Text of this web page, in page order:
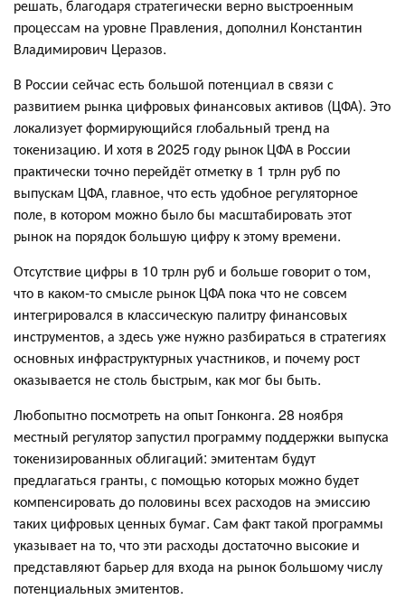
решать, благодаря стратегически верно выстроенным
процессам на уровне Правления, дополнил Константин
Владимирович Церазов.
В России сейчас есть большой потенциал в связи с
развитием рынка цифровых финансовых активов (ЦФА). Это
локализует формирующийся глобальный тренд на
токенизацию. И хотя в 2025 году рынок ЦФА в России
практически точно перейдёт отметку в 1 трлн руб по
выпускам ЦФА, главное, что есть удобное регуляторное
поле, в котором можно было бы масштабировать этот
рынок на порядок большую цифру к этому времени.
Отсутствие цифры в 10 трлн руб и больше говорит о том,
что в каком-то смысле рынок ЦФА пока что не совсем
интегрировался в классическую палитру финансовых
инструментов, а здесь уже нужно разбираться в стратегиях
основных инфраструктурных участников, и почему рост
оказывается не столь быстрым, как мог бы быть.
Любопытно посмотреть на опыт Гонконга. 28 ноября
местный регулятор запустил программу поддержки выпуска
токенизированных облигаций: эмитентам будут
предлагаться гранты, с помощью которых можно будет
компенсировать до половины всех расходов на эмиссию
таких цифровых ценных бумаг. Сам факт такой программы
указывает на то, что эти расходы достаточно высокие и
представляют барьер для входа на рынок большому числу
потенциальных эмитентов.